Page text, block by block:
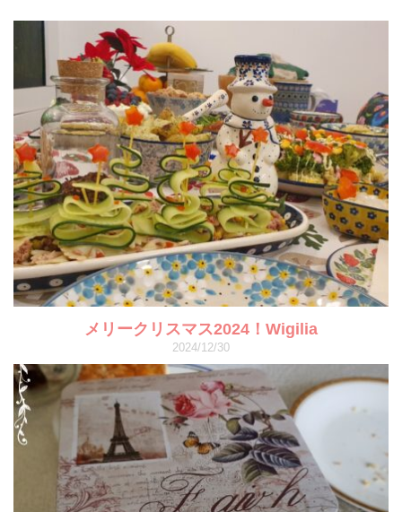
メリークリスマス2024！Wigilia
2024/12/30